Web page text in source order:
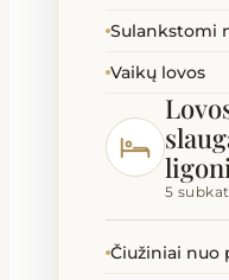
Sulankstomi
Vaikų lovos
5
Čiužiniai nuo